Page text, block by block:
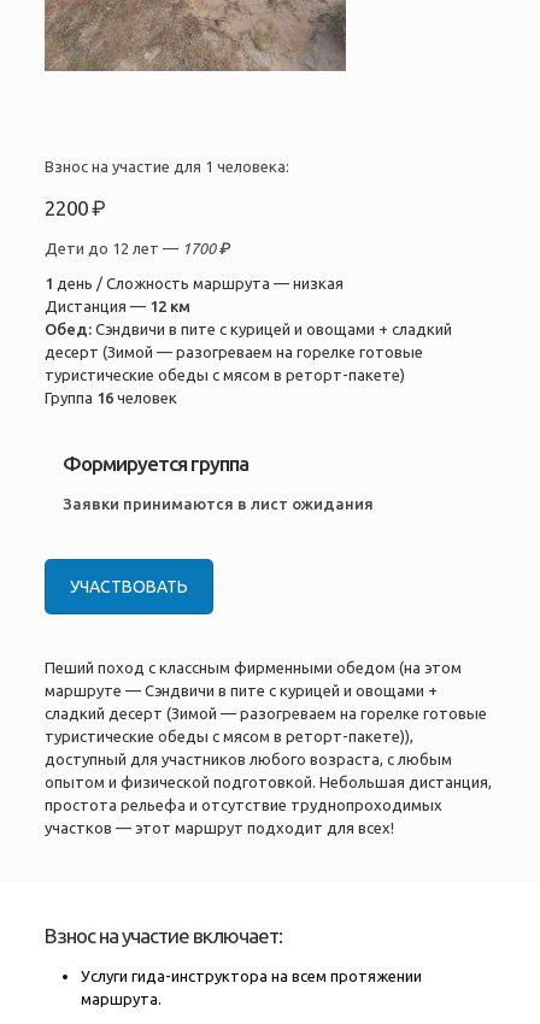
Взнос на участие для 1 человека:
2200 ₽
Дети до 12 лет — 1700 ₽
1 день / Сложность маршрута — низкая
Дистанция — 12 км
Обед: Сэндвичи в пите с курицей и овощами + сладкий
десерт (Зимой — разогреваем на горелке готовые
туристические обеды с мясом в реторт-пакете)
Группа 16человек
Формируется группа
Заявки принимаются в лист ожидания
УЧАСТВОВАТЬ
Пеший поход с классным фирменными обедом (на этом
маршруте — Сэндвичи в пите с курицей и овощами +
сладкий десерт (Зимой — разогреваем на горелке готовые
туристические обеды с мясом в реторт-пакете)),
доступный для участников любого возраста, с любым
опытом и физической подготовкой. Небольшая дистанция,
простота рельефа и отсутствие труднопроходимых
участков — этот маршрут подходит для всех!
Взнос на участие включает:
Услуги гида-инструктора на всем протяжении
маршрута.